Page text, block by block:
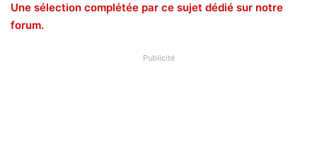
Une sélection complétée par ce sujet dédié sur notre
forum.
Publicité